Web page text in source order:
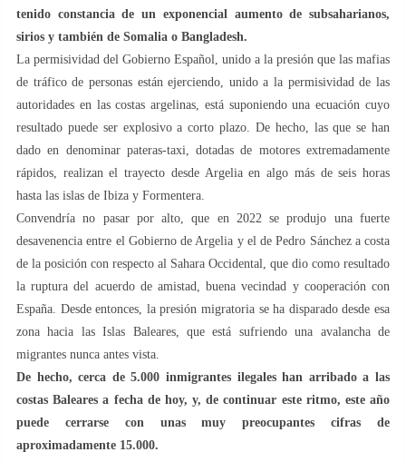
tenido constancia de un exponencial aumento de subsaharianos,
sirios y también de Somalia o Bangladesh.
La permisividad del Gobierno Español, unido a la presión que las mafias
de tráfico de personas están ejerciendo, unido a la permisividad de las
autoridades en las costas argelinas, está suponiendo una ecuación cuyo
resultado puede ser explosivo a corto plazo. De hecho, las que se han
dado en denominar pateras-taxi, dotadas de motores extremadamente
rápidos, realizan el trayecto desde Argelia en algo más de seis horas
hasta las islas de Ibiza y Formentera.
Convendría no pasar por alto, que en 2022 se produjo una fuerte
desavenencia entre el Gobierno de Argelia y el de Pedro Sánchez a costa
de la posición con respecto al Sahara Occidental, que dio como resultado
la ruptura del acuerdo de amistad, buena vecindad y cooperación con
España. Desde entonces, la presión migratoria se ha disparado desde esa
zona hacia las Islas Baleares, que está sufriendo una avalancha de
migrantes nunca antes vista.
De hecho, cerca de 5.000 inmigrantes ilegales han arribado a las
costas Baleares a fecha de hoy, y, de continuar este ritmo, este año
puede cerrarse con unas muy preocupantes cifras de
aproximadamente 15.000.